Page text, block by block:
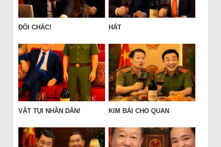
ĐỔI CHÁC! HÁT
VẶT TỤI NHÂN DÂN! KIM BÀI CHO QUAN